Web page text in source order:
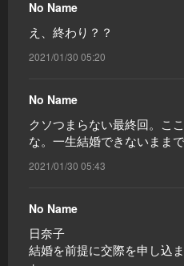
No Name
え、終わり？？
2021/01/30 05:20
No Name
クソつまらない最終回。こ
な。一生結婚できないまま
2021/01/30 05:43
No Name
日奈子
結婚を前提に交際を申し込